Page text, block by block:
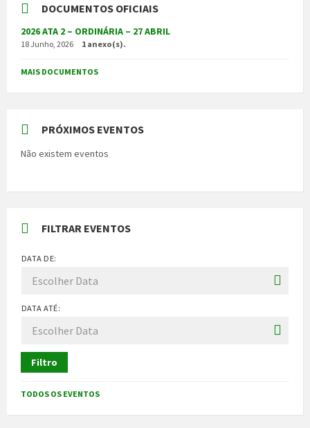
DOCUMENTOS OFICIAIS
2026 ATA 2 – ORDINÁRIA – 27 ABRIL
18 Junho, 2026 1 anexo(s).
MAIS DOCUMENTOS
PRÓXIMOS EVENTOS
Não existem eventos
FILTRAR EVENTOS
DATA DE:
DATA ATÉ:
Filtro
TODOS OS EVENTOS